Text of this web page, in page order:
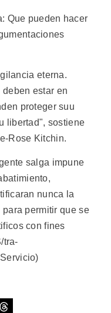
Que pueden hacer
eterna.
estar en
proteger suu
libertad", sostiene
Rose Kitchin.
salga impune
nunca la
permitir que se
con fines
tra-